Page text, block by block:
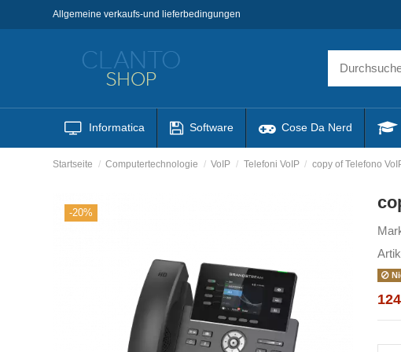
Allgemeine verkaufs-und lieferbedingungen
Informatica Software Cose Da Nerd
Startseite Computertechnologie VoIP Telefoni VoIP copy of Telefono
-20%